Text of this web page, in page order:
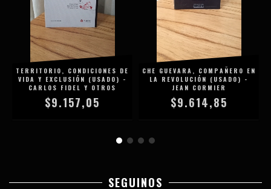
TERRITORIO, CONDICIONES DE
VIDA Y EXCLUSIÓN (USADO) -
CARLOS FIDEL Y OTROS
$9.157,05
CHE GUEVARA, COMPAÑERO EN
LA REVOLUCIÓN (USADO) -
JEAN CORMIER
$9.614,85
SEGUINOS